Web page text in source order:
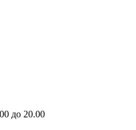
до 20.00